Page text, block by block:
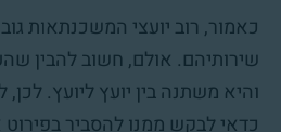
כאמור, רוב יועצי המשכנתאות
שירותיהם. אולם, חשוב להבין
והיא משתנה בין יועץ ליועץ. לכן,
כדאי לבקש ממנו להסביר